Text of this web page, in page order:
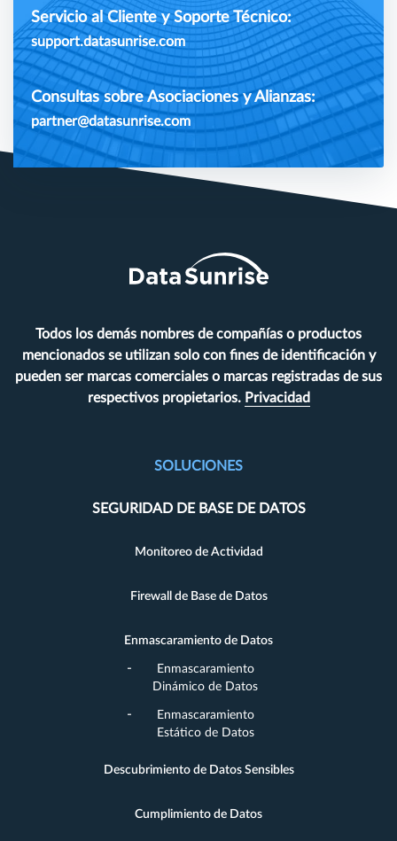
Servicio al Cliente y Soporte Técnico:
support.datasunrise.com
Consultas sobre Asociaciones y Alianzas:
partner@datasunrise.com
Todos los demás nombres de compañías o productos
mencionados se utilizan solo con fines de identificación y
pueden ser marcas comerciales o marcas registradas de sus
respectivos propietarios. Privacidad
SOLUCIONES
SEGURIDAD DE BASE DE DATOS
Monitoreo de Actividad
Firewall de Base de Datos
Enmascaramiento de Datos
Enmascaramiento
Dinámico de Datos
Enmascaramiento
Estático de Datos
Descubrimiento de Datos Sensibles
Cumplimiento de Datos